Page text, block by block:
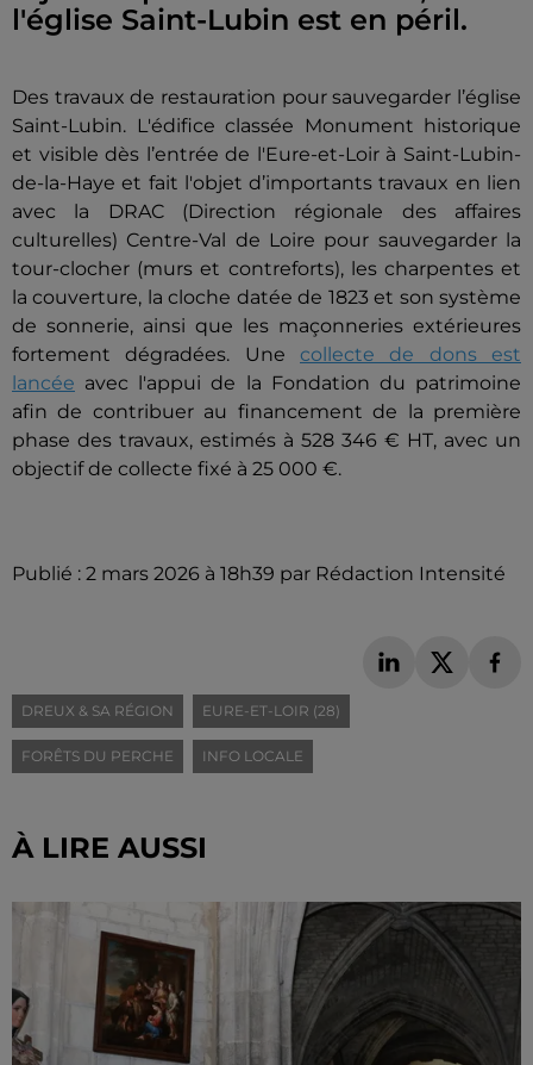
l'église Saint-Lubin est en péril.
Des travaux de restauration pour sauvegarder l’église
Saint-Lubin. L'édifice classée Monument historique
et visible dès l’entrée de l'Eure-et-Loir à Saint-Lubin-
de-la-Haye et fait l'objet d’importants travaux en lien
avec la DRAC (Direction régionale des affaires
culturelles) Centre-Val de Loire pour sauvegarder la
tour-clocher (murs et contreforts), les charpentes et
la couverture, la cloche datée de 1823 et son système
de sonnerie, ainsi que les maçonneries extérieures
fortement dégradées. Une collecte de dons est
lancée avec l'appui de la Fondation du patrimoine
afin de contribuer au financement de la première
phase des travaux, estimés à 528 346 € HT, avec un
objectif de collecte fixé à 25 000 €.
Publié : 2 mars 2026 à 18h39 par Rédaction Intensité
DREUX & SA RÉGION EURE-ET-LOIR (28)
FORÊTS DU PERCHE INFO LOCALE
À LIRE AUSSI